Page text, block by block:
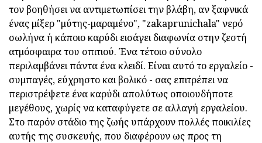
τον βοηθήσει να αντιμετωπίσει την βλάβη, αν ξαφνικά
ένας μίξερ "μύτης-μαραμένο", "zakaprunichala" νερό
σωλήνα ή κάποιο καρύδι εισάγει διαφωνία στην ζεστή
ατμόσφαιρα του σπιτιού. Ένα τέτοιο σύνολο
περιλαμβάνει πάντα ένα κλειδί. Είναι αυτό το εργαλείο -
συμπαγές, εύχρηστο και βολικό - σας επιτρέπει να
περιστρέψετε ένα καρύδι απολύτως οποιουδήποτε
μεγέθους, χωρίς να καταφύγετε σε αλλαγή εργαλείου.
Στο παρόν στάδιο της ζωής υπάρχουν πολλές ποικιλίες
αυτής της συσκευής, που διαφέρουν ως προς τη